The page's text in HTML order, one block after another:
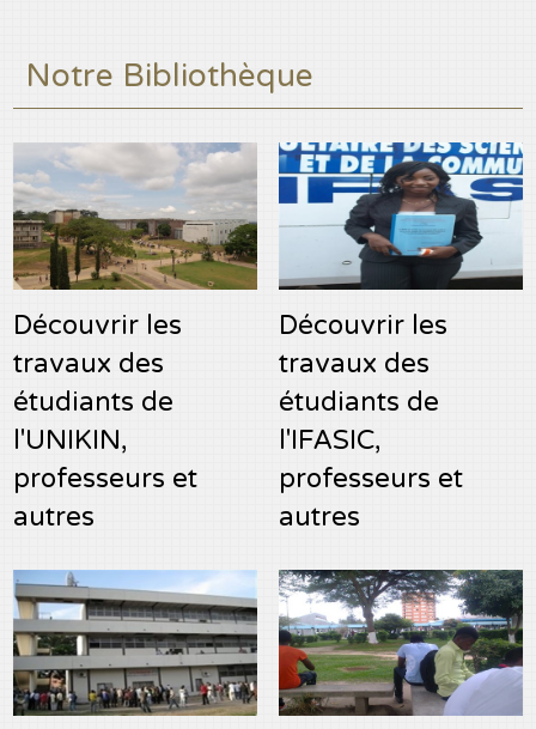
Notre Bibliothèque
Découvrir les
travaux des
étudiants de
l'UNIKIN,
professeurs et
autres
Découvrir les
travaux des
étudiants de
l'IFASIC,
professeurs et
autres